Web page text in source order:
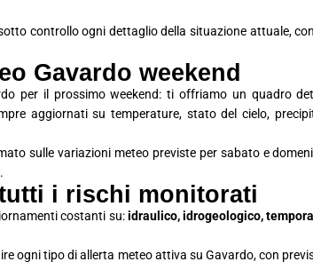
controllo ogni dettaglio della situazione attuale,
Gavardo weekend
per il prossimo weekend: ti offriamo un quadro
aggiornati su temperature, stato del cielo,
sulle variazioni meteo previste per sabato e
i rischi monitorati
costanti su:idraulico, idrogeologico,
ogni tipo di allerta meteo attiva su Gavardo, con